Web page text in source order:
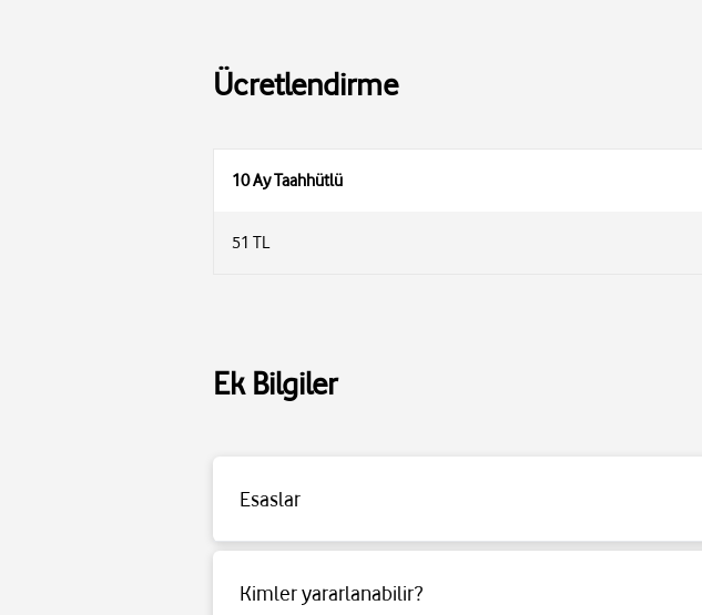
Ücretlendirme
10 Ay Taahhütlü
51 TL
Ek Bilgiler
Esaslar
Detaylı bilgi için tıklayınız.
Kimler yararlanabilir?